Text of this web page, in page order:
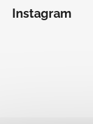
Instagram